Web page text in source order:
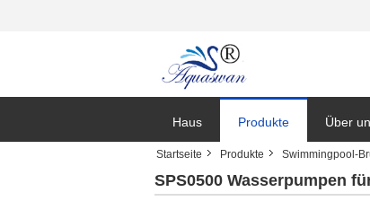
Haus Produkte Über
Startseite Produkte Swimmingpool-
SPS0500 Wasserpumpen